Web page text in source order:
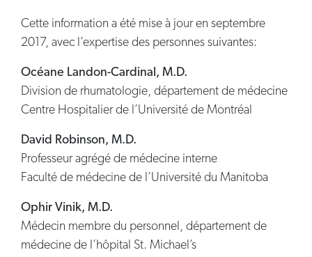
Cette information a été mise à jour en septembre
2017, avec l’expertise des personnes suivantes:
Océane Landon-Cardinal, M.D.
Division de rhumatologie, département de médecine
Centre Hospitalier de l’Université de Montréal
David Robinson, M.D.
Professeur agrégé de médecine interne
Faculté de médecine de l’Université du Manitoba
Ophir Vinik, M.D.
Médecin membre du personnel, département de
médecine de l’hôpital St. Michael’s